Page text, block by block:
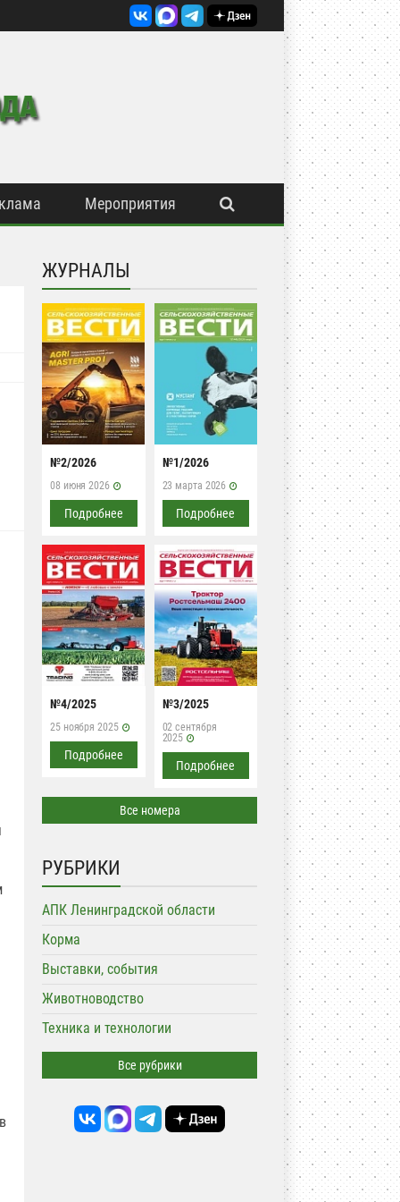
Мероприятия
ЖУРНАЛЫ
№2/2026
08 июня 2026
Подробнее
№1/2026
23 марта 2026
Подробнее
№4/2025
25 ноября 2025
Подробнее
№3/2025
02 сентября
2025
Подробнее
Все номера
РУБРИКИ
АПК Ленинградской области
Корма
Выставки, события
Животноводство
Техника и технологии
Все рубрики